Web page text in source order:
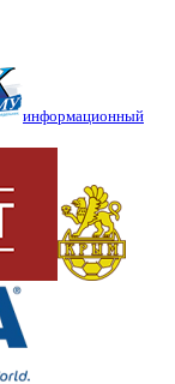
информационный